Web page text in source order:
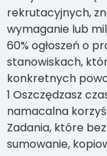
rekrutacyjnych,
wymaganie lub
60% ogłoszeń o
stanowiskach,
konkretnych
1 Oszczędzasz
namacalna
Zadania, które
sumowanie,